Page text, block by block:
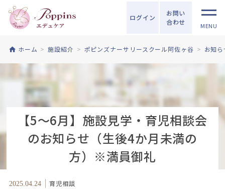
ログイン
お問い
合わせ
MENU
ホーム 施設紹介 ポピンズナーサリースクール阿佐ヶ谷 お知
【5～6月】施設見学・育児相談会
のお知らせ（生後4か月未満の
方）※満員御礼
2025.04.24 育児相談